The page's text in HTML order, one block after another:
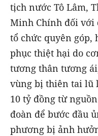
tịch nước Tô Lâm,
Minh Chính đối với
tổ chức quyên góp,
phục thiệt hại do
tương thân tương
vùng bị thiên tai lũ
10 tỷ đồng từ
đoàn để bước đầu
phương bị ảnh